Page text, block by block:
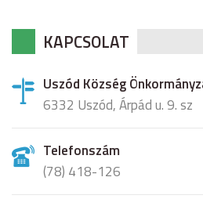
KAPCSOLAT
Uszód Község
6332 Uszód, Árpád u. 9. sz
Telefonszám
(78) 418-126